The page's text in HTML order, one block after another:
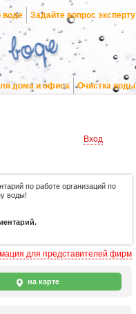
воде Задайте вопрос эксперту
дома и офиса Очистка воды
Вход
по работе организаций по
воды!
для представителей фирм
на карте